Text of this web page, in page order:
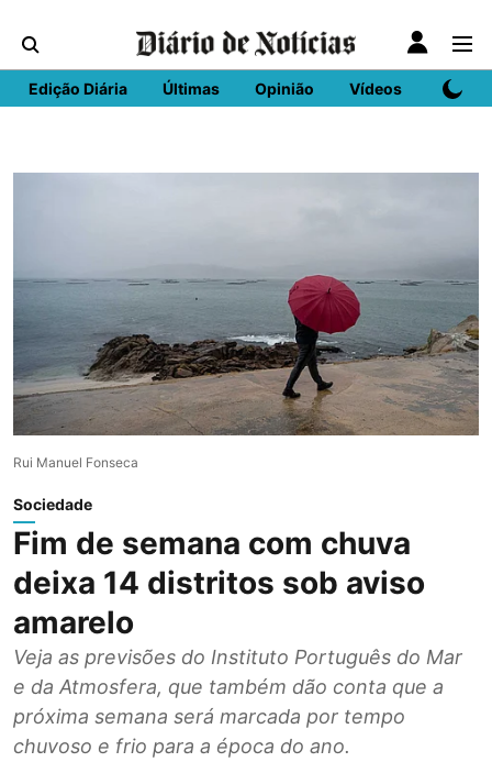
Edição Diária Últimas Opinião Vídeos DN
Rui Manuel Fonseca
Sociedade
Fim de semana com chuva
deixa 14 distritos sob aviso
amarelo
Veja as previsões do Instituto Português do Mar
e da Atmosfera, que também dão conta que a
próxima semana será marcada por tempo
chuvoso e frio para a época do ano.